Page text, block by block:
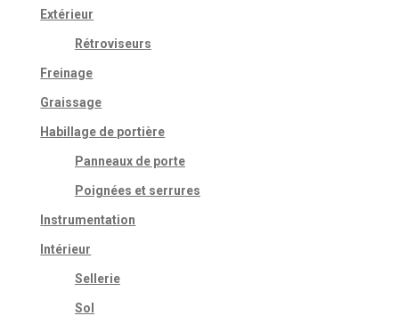
Extérieur
Rétroviseurs
Freinage
Graissage
Habillage de portière
Panneaux de porte
Poignées et serrures
Instrumentation
Intérieur
Sellerie
Sol